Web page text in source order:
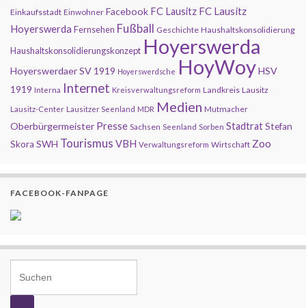
Einkaufsstadt Einwohner Facebook FC Lausitz FC Lausitz
Hoyerswerda Fernsehen Fußball Geschichte Haushaltskonsolidierung
Haushaltskonsolidierungskonzept Hoyerswerda
Hoyerswerdaer SV 1919 Hoyerswerdsche HoyWoyHSV
1919 Interna Internet Kreisverwaltungsreform Landkreis Lausitz
Lausitz-Center Lausitzer Seenland MDR Medien Mutmacher
Oberbürgermeister Presse Sachsen Seenland Sorben StadtratStefan
Skora SWH Tourismus VBH Verwaltungsreform Wirtschaft Zoo
FACEBOOK-FANPAGE